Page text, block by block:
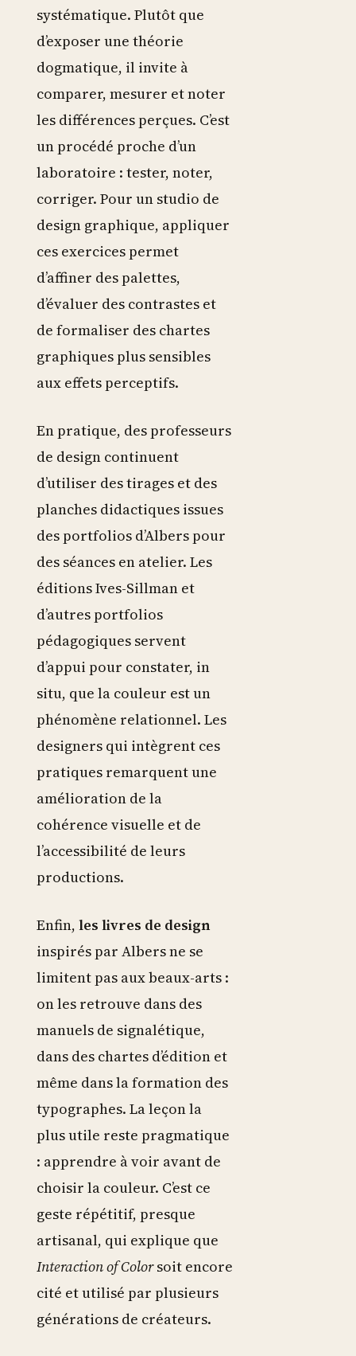
systématique. Plutôt que
d’exposer une théorie
dogmatique, il invite à
comparer, mesurer et noter
les différences perçues. C’est
un procédé proche d’un
laboratoire : tester, noter,
corriger. Pour un studio de
design graphique, appliquer
ces exercices permet
d’affiner des palettes,
d’évaluer des contrastes et
de formaliser des chartes
graphiques plus sensibles
aux effets perceptifs.
En pratique, des professeurs
de design continuent
d’utiliser des tirages et des
planches didactiques issues
des portfolios d’Albers pour
des séances en atelier. Les
éditions Ives-Sillman et
d’autres portfolios
pédagogiques servent
d’appui pour constater, in
situ, que la couleur est un
phénomène relationnel. Les
designers qui intègrent ces
pratiques remarquent une
amélioration de la
cohérence visuelle et de
l’accessibilité de leurs
productions.
Enfin, les livres de design
inspirés par Albers ne se
limitent pas aux beaux-arts :
on les retrouve dans des
manuels de signalétique,
dans des chartes d’édition et
même dans la formation des
typographes. La leçon la
plus utile reste pragmatique
: apprendre à voir avant de
choisir la couleur. C’est ce
geste répétitif, presque
artisanal, qui explique que
Interaction of Colorsoit encore
cité et utilisé par plusieurs
générations de créateurs.